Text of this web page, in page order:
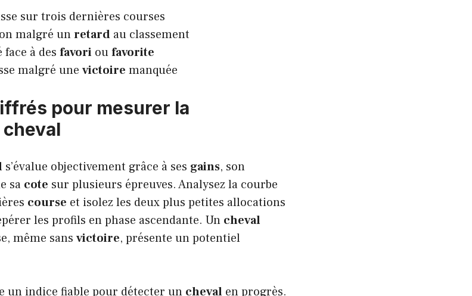
sur trois dernières courses
malgré unretard au classement
à des favori oufavorite
malgré une victoire manquée
pour mesurer la
s’évalue objectivement grâce à ses gains, son
sa cote sur plusieurs épreuves. Analysez la courbe
course et isolez les deux plus petites allocations
les profils en phase ascendante. Un cheval
même sans victoire, présente un potentiel
un indice fiable pour détecter un cheval en progrès.